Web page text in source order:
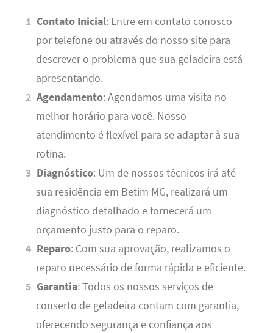
Contato Inicial: Entre em contato conosco
por telefone ou através do nosso site para
descrever o problema que sua geladeira está
apresentando.
Agendamento: Agendamos uma visita no
melhor horário para você. Nosso
atendimento é flexível para se adaptar à sua
rotina.
Diagnóstico: Um de nossos técnicos irá até
sua residência em Betim MG, realizará um
diagnóstico detalhado e fornecerá um
orçamento justo para o reparo.
Reparo: Com sua aprovação, realizamos o
reparo necessário de forma rápida e eficiente.
Garantia: Todos os nossos serviços de
conserto de geladeira contam com garantia,
oferecendo segurança e confiança aos